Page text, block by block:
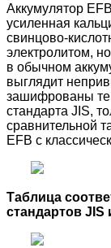
Аккумулятор
усиленная
свинцово-
электролитом,
в обычном
выглядит
зашифрованы те
стандарта JIS,
сравнительной
EFB c
Таблица
стандартов JIS